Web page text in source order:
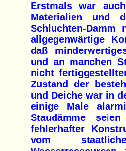
Erstmals war
Materialien und
Schluchten-
allgegenwärtige
daß
und an manchen
nicht
Zustand der
und Deiche war in
einige Male
Staudämme
fehlerhafter
vom